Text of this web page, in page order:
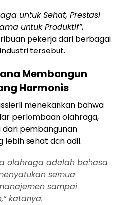
untuk Sehat, Prestasi
untuk Produktif”,
pekerja dari berbagai
tersebut.
Membangun
Harmonis
menekankan bahwa
perlombaan olahraga,
pembangunan
lebih sehat dan adil.
olahraga adalah bahasa
semua
sampai
katanya.